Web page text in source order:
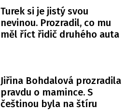
Turek si je jistý svou
nevinou. Prozradil, co mu
měl říct řidič druhého auta
Jiřina Bohdalová prozradila
pravdu o mamince. S
češtinou byla na štíru